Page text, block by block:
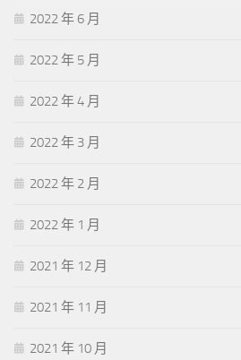
2022 年 6 月
2022 年 5 月
2022 年 4 月
2022 年 3 月
2022 年 2 月
2022 年 1 月
2021 年 12 月
2021 年 11 月
2021 年 10 月